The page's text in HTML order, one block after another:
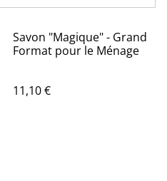
Savon "Magique" - Grand
Format pour le Ménage
11,10 €